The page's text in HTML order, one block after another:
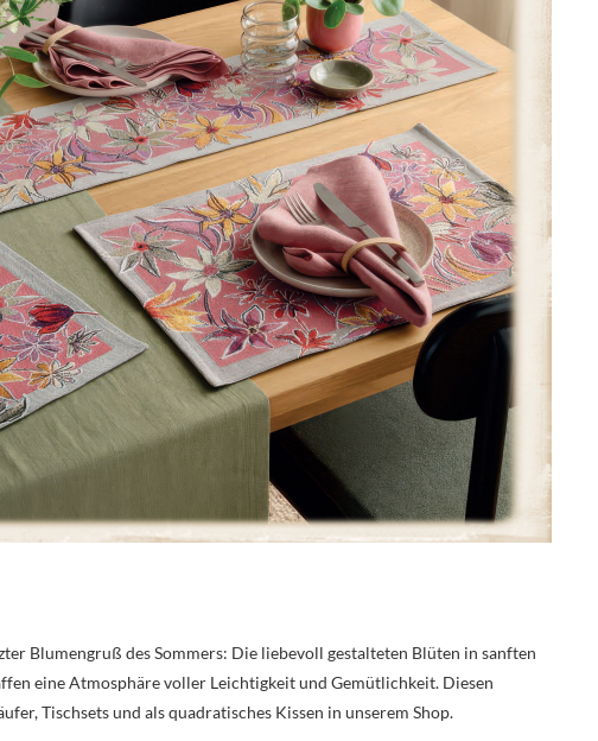
Blumengruß des Sommers: Die liebevoll gestalteten Blüten in sanften
eine Atmosphäre voller Leichtigkeit und Gemütlichkeit. Diesen
Tischsets und als quadratisches Kissen in unserem Shop.